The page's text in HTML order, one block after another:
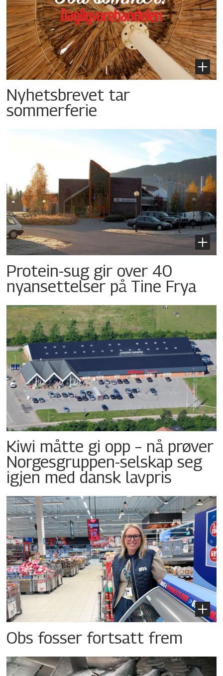
Nyhetsbrevet tar
sommerferie
Protein-sug gir over 40
nyansettelser på Tine Frya
Kiwi måtte gi opp – nå prøver
Norgesgruppen-selskap seg
igjen med dansk lavpris
Obs fosser fortsatt frem